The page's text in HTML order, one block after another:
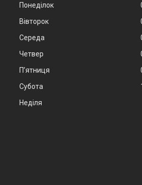
Понеділок
Вівторок
Середа
Четвер
Пʼятниця
Субота
Неділя